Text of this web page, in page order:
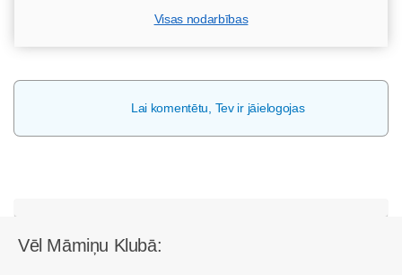
Visas nodarbības
Lai komentētu, Tev ir jāielogojas
Vēl Māmiņu Klubā: